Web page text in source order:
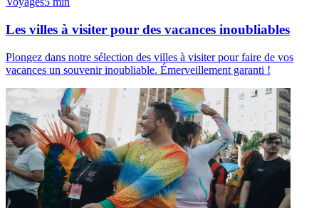
Les villes à visiter pour des vacances inoubliables
Plongez dans notre sélection des villes à visiter pour faire de vos
vacances un souvenir inoubliable. Émerveillement garanti !